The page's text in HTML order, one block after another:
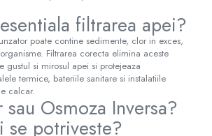
filtrarea apei?
poate contine sedimente, clor in exces,
Filtrarea corecta elimina aceste
gustul si mirosul apei si protejeaza
termice, bateriile sanitare si instalatiile
calcar.
Osmoza Inversa?
se potriveste?